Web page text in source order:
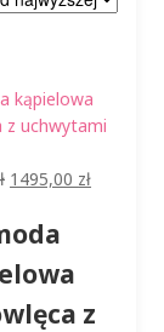
Pierwotna
wynosiła:
1495,00 złAktualna
z